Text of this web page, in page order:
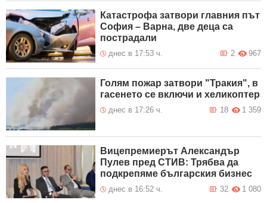
Катастрофа затвори главния път
София – Варна, две деца са
пострадали
днес в 17:53 ч. 967
2
Голям пожар затвори "Тракия", в
гасенето се включи и хеликоптер
днес в 17:26 ч. 1 359
18
Вицепремиерът Александър
Пулев пред СТИВ: Трябва да
подкрепяме българския бизнес
днес в 16:52 ч. 1 080
32